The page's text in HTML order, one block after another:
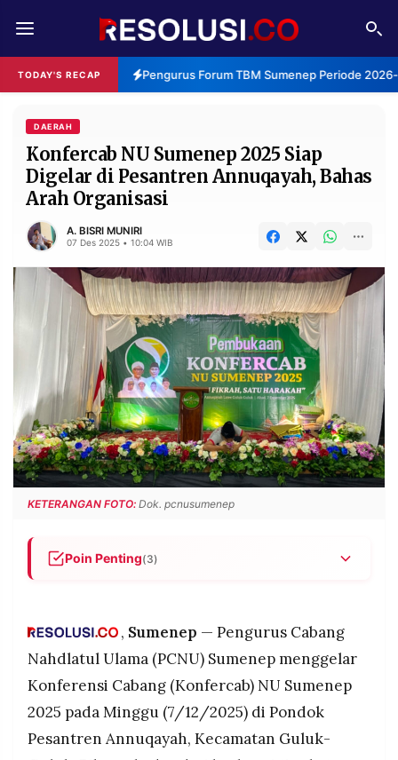
TODAY'S RECAP Pengurus Forum TBM Sumenep Periode
REDAKSI TENTANG
RESOLUSI IKLAN
RUBRIKASI
EDITORIAL AKSARA
FINANSIA PERSONA
DAERAH NASIONAL
MANCA SPORT
INFORMASI
PRIVACY
POLICY
BERITA
WARGA
INFORMASI
IKLAN
KIRIM
TULISAN
PENGADUAN TERM
OF
DAERAH
Konfercab NU Sumenep 2025 Siap
Digelar di Pesantren Annuqayah, Bahas
Arah Organisasi
A. BISRI MUNIRI
07 Des 2025 • 10:04 WIB
KETERANGAN FOTO: Dok. pcnusumenep
Poin Penting(3)
kader.
Konfercab membahas laporan
lima tahun ke depan.
Forum ini juga memilih Rais Syuriyah dan Ketua
PCNU Sumenep periode berikutnya.
, Sumenep — Pengurus Cabang
Nahdlatul Ulama (PCNU) Sumenep menggelar
Konferensi Cabang (Konfercab) NU Sumenep
2025 pada Minggu (7/12/2025) di Pondok
Pesantren Annuqayah, Kecamatan Guluk-